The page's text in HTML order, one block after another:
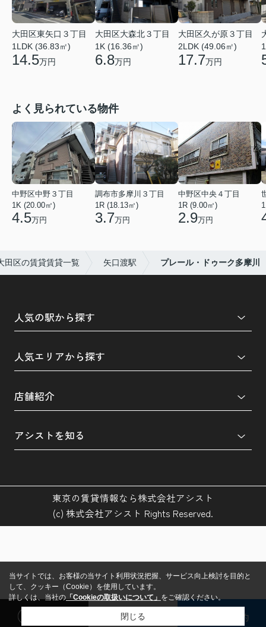
大田区東矢口３丁目
1LDK (36.83㎡)
14.5万円
大田区大森北３丁目
1K (16.36㎡)
6.8万円
大田区久が原３丁目
2LDK (49.06㎡)
17.7万円
よく見られている物件
中野区中野３丁目
1K (20.00㎡)
4.5万円
調布市多摩川３丁目
1R (18.13㎡)
3.7万円
中野区中央４丁目
1R (9.00㎡)
2.9万円
田区の賃貸賃貸一覧 矢口渡駅 プレール・ドゥーク多摩川
人気の駅から探す
人気エリアから探す
店舗紹介
アシストを知る
東京の賃貸情報なら株式会社アシスト
(c) 株式会社アシスト Rights Reserved.
検討リスト 来店予約
当サイトでは、お客様の当サイト利用状況把握、サービス向上検討を目的と
して、クッキー（Cookie）を使用しています。
詳しくは、当社の「Cookieの取扱いについて」 をご確認ください。
閉じる